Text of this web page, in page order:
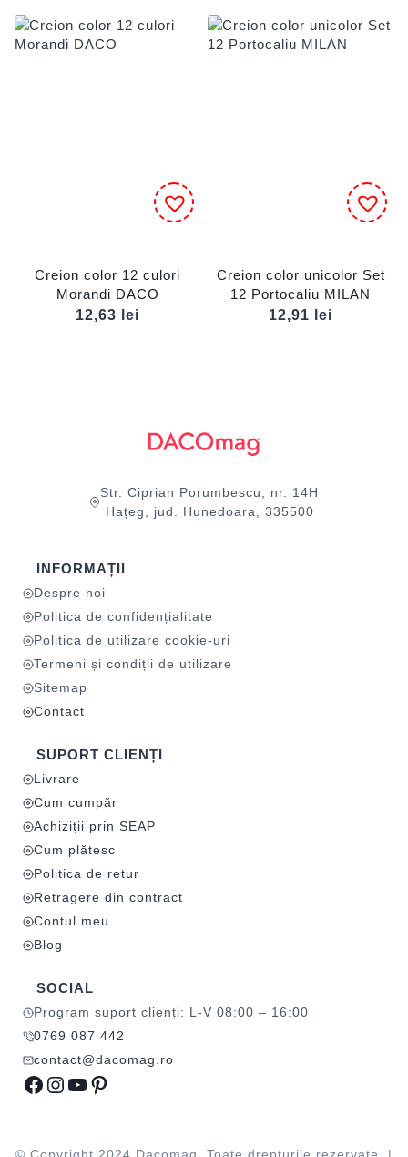
Creion color 12 culori
Morandi DACO
12,63
lei
Creion color unicolor Set
12 Portocaliu MILAN
12,91
lei
Str. Ciprian Porumbescu, nr. 14H
Hațeg, jud. Hunedoara, 335500
INFORMAȚII
Despre noi
Politica de confidențialitate
Politica de utilizare cookie-uri
Termeni și condiții de utilizare
Sitemap
Contact
SUPORT CLIENȚI
Livrare
Cum cumpăr
Achiziții prin SEAP
Cum plătesc
Politica de retur
Retragere din contract
Contul meu
Blog
SOCIAL
Program suport clienți: L-V 08:00 – 16:00
0769 087 442
contact@dacomag.ro
Facebook
Instagram
YouTube
Pinterest